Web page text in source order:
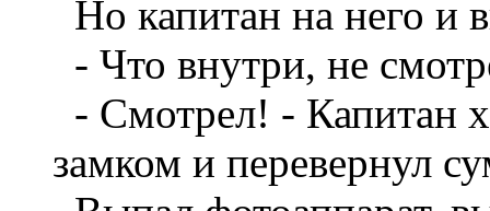
Но капитан на него и
- Что внутри, не
- Смотрел! - Капитан
замком и перевернул